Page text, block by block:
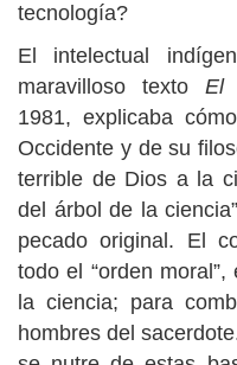
tecnología?
El intelectual
maravilloso textoEl
1981, explicaba
Occidente y de su
terrible de Dios a la
del árbol de la
pecado original. El
todo el “orden
la ciencia; para
hombres del